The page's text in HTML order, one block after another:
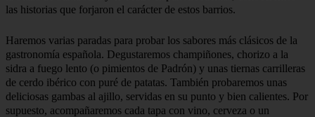
las historias que forjaron el carácter de estos barrios.
Haremos varias paradas para probar los sabores más clásicos de la
gastronomía española. Degustaremos champiñones, chorizo a la
sidra a fuego lento (o pimientos de Padrón) y unas tiernas carrilleras
de cerdo ibérico con puré de patatas. También probaremos unas
deliciosas gambas al ajillo, servidas en su punto y bien calientes. Por
supuesto, acompañaremos cada tapa con vino, cerveza o un